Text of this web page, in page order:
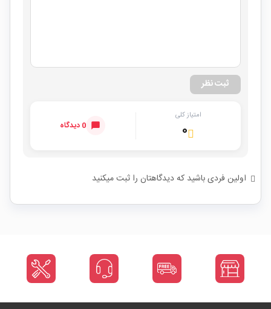
ثبت نظر
امتیاز کلی
۰ 0 دیدگاه
اولین فردی باشید که دیدگاهتان را ثبت میکنید